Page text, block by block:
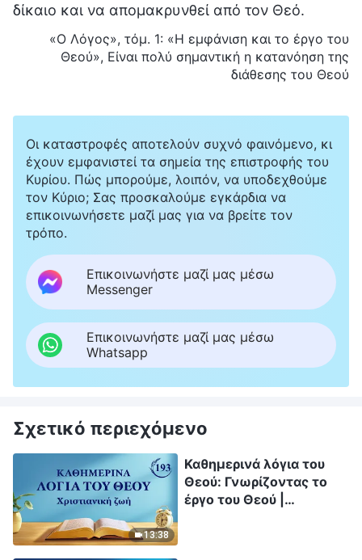
δίκαιο και να απομακρυνθεί από τον Θεό.
«Ο Λόγος», τόμ. 1: «Η εμφάνιση και το έργο του
Θεού», Είναι πολύ σημαντική η κατανόηση της
διάθεσης του Θεού
Οι καταστροφές αποτελούν συχνό φαινόμενο, κι
έχουν εμφανιστεί τα σημεία της επιστροφής του
Κυρίου. Πώς μπορούμε, λοιπόν, να υποδεχθούμε
τον Κύριο; Σας προσκαλούμε εγκάρδια να
επικοινωνήσετε μαζί μας για να βρείτε τον
τρόπο.
Επικοινωνήστε μαζί μας μέσω
Messenger
Επικοινωνήστε μαζί μας μέσω
Whatsapp
Σχετικό περιεχόμενο
13:38
Καθημερινά λόγια του
Θεού: Γνωρίζοντας το
έργο του Θεού |